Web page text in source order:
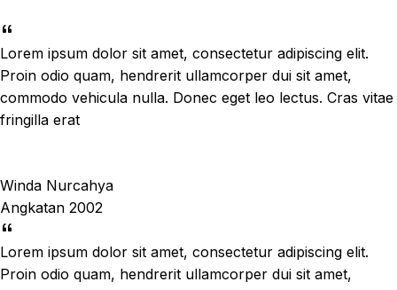
Lorem ipsum dolor sit amet, consectetur adipiscing elit.
Proin odio quam, hendrerit ullamcorper dui sit amet,
commodo vehicula nulla. Donec eget leo lectus. Cras vitae
fringilla erat
Winda Nurcahya
Angkatan 2002
Lorem ipsum dolor sit amet, consectetur adipiscing elit.
Proin odio quam, hendrerit ullamcorper dui sit amet,